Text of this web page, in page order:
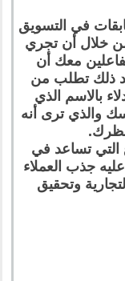
في التسويق
من خلال أن تجري
معك أن
ذلك تطلب من
بالاسم الذي
والذي ترى أنه
نظرك.
التي تساعد في
جذب العملاء
وتحقيق